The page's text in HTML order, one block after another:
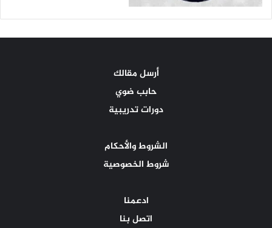
أرسل مقالك
حابب ضوي
دورات تدريبية
الشروط والأحكام
شروط الخصوصية
ادعمنا
اتصل بنا